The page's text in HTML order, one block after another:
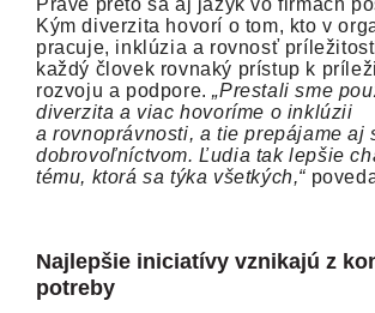
Práve preto sa aj jazyk vo firmách
Kým diverzita hovorí o tom, kto v
pracuje, inklúzia a rovnosť
každý človek rovnaký prístup k
rozvoju a podpore.„Prestali sme
diverzita a viac hovoríme o inklúzii
a rovnoprávnosti, a tie prepájame aj
dobrovoľníctvom. Ľudia tak lepšie
tému, ktorá sa týka všetkých,“
Najlepšie iniciatívy vznikajú z
potreby